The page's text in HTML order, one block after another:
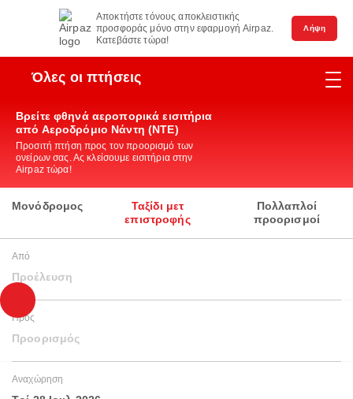
Αποκτήστε τόνους αποκλειστικής
προσφοράς μόνο στην εφαρμογή Airpaz.
Κατεβάστε τώρα!
Λήψη
Όλες οι πτήσεις
Βρείτε φθηνά αεροπορικά εισιτήρια
από Αεροδρόμιο Νάντη (NTE)
Προσιτή πτήση προς τον προορισμό των
ονείρων σας. Ας κλείσουμε εισιτήρια στην
Airpaz τώρα!
Μονόδρομος
Ταξίδι μετ
επιστροφής
Πολλαπλοί
προορισμοί
Από
Προέλευση
Προς
Προορισμός
Αναχώρηση